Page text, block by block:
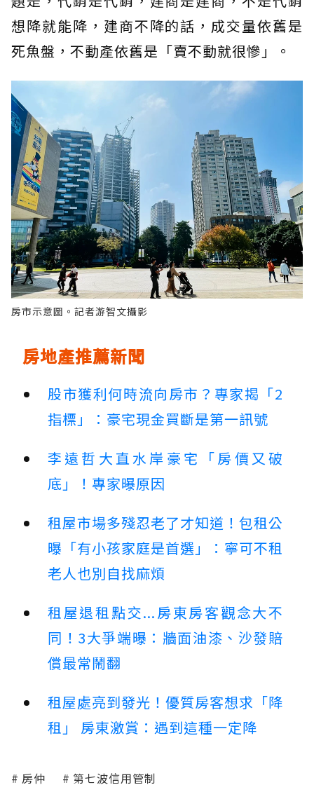
想降就能降，建商不降的話，成交量依舊是
死魚盤，不動產依舊是「賣不動就很慘」。
房市示意圖。記者游智文攝影
房地產推薦新聞
股市獲利何時流向房市？專家揭「2
指標」：豪宅現金買斷是第一訊號
李遠哲大直水岸豪宅「房價又破
底」！專家曝原因
租屋市場多殘忍老了才知道！包租公
曝「有小孩家庭是首選」：寧可不租
老人也別自找麻煩
租屋退租點交...房東房客觀念大不
同！3大爭端曝：牆面油漆、沙發賠
償最常鬧翻
租屋處亮到發光！優質房客想求「降
租」 房東激賞：遇到這種一定降
房仲 第七波信用管制